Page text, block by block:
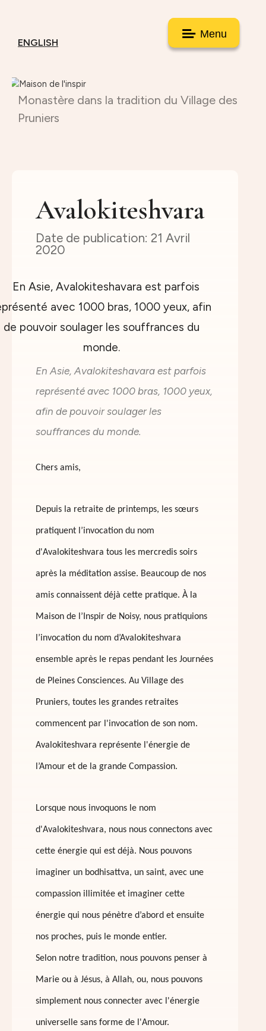
Menu
ENGLISH
Monastère dans la tradition du Village des
Pruniers
Avalokiteshvara
21 Avril
2020
En Asie, Avalokiteshavara est parfois
représenté avec 1000 bras, 1000 yeux,
afin de pouvoir soulager les
souffrances du monde.
Chers amis,
Depuis la retraite de printemps, les sœurs
pratiquent l’invocation du nom
d'Avalokiteshvara tous les mercredis soirs
après la méditation assise. Beaucoup de nos
amis connaissent déjà cette pratique. À la
Maison de l’Inspir de Noisy, nous pratiquions
l’invocation du nom d’Avalokiteshvara
ensemble après le repas pendant les Journées
de Pleines Consciences. Au Village des
Pruniers, toutes les grandes retraites
commencent par l'invocation de son nom.
Avalokiteshvara représente l'énergie de
l’Amour et de la grande Compassion.
Lorsque nous invoquons le nom
d'Avalokiteshvara, nous nous connectons avec
cette énergie qui est déjà. Nous pouvons
imaginer un bodhisattva, un saint, avec une
compassion illimitée et imaginer cette
énergie qui nous pénètre d’abord et ensuite
nos proches, puis le monde entier.
Selon notre tradition, nous pouvons penser à
Marie ou à Jésus, à Allah, ou, nous pouvons
simplement nous connecter avec l'énergie
universelle sans forme de l'Amour.